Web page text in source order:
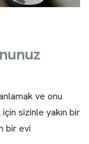
nunuz
ve onu
sizinle yakın bir
bir evi